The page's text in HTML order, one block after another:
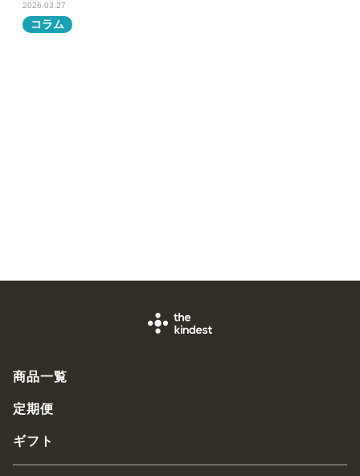
2026.03.27
コラム
商品一覧
定期便
ギフト